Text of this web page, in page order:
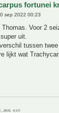
fortunei
sep 2022 00:23
Voor 2
uit.
tussen
lijkt wat
21, -9.1°C